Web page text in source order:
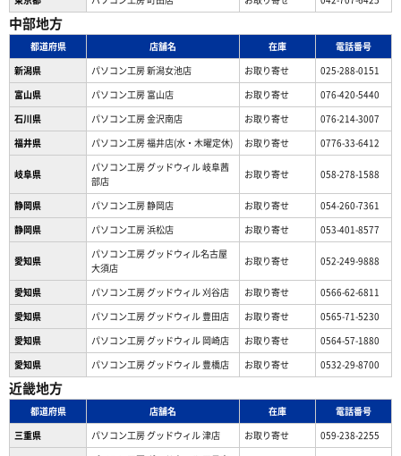
中部地方
都道府県 店舗名 在庫
電話番号
新潟県
パソコン工房 新潟女池店 お取り寄せ
025-288-0151
富山県
パソコン工房 富山店 お取り寄せ
076-420-5440
石川県
パソコン工房 金沢南店 お取り寄せ
076-214-3007
福井県
パソコン工房 福井店(水・木曜定休) お取り寄せ 0776-33-6412
岐阜県
パソコン工房 グッドウィル 岐阜茜
部店
お取り寄せ 058-278-1588
静岡県 パソコン工房 静岡店 お取り寄せ
054-260-7361
静岡県
パソコン工房 浜松店 お取り寄せ 053-401-8577
愛知県
パソコン工房 グッドウィル名古屋
大須店
お取り寄せ 052-249-9888
愛知県 パソコン工房 グッドウィル 刈谷店 お取り寄せ
0566-62-6811
愛知県
パソコン工房 グッドウィル 豊田店 お取り寄せ
0565-71-5230
愛知県
パソコン工房 グッドウィル 岡崎店 お取り寄せ
0564-57-1880
愛知県
パソコン工房 グッドウィル 豊橋店 お取り寄せ 0532-29-8700
近畿地方
都道府県 店舗名 在庫
電話番号
三重県
パソコン工房 グッドウィル 津店 お取り寄せ 059-238-2255